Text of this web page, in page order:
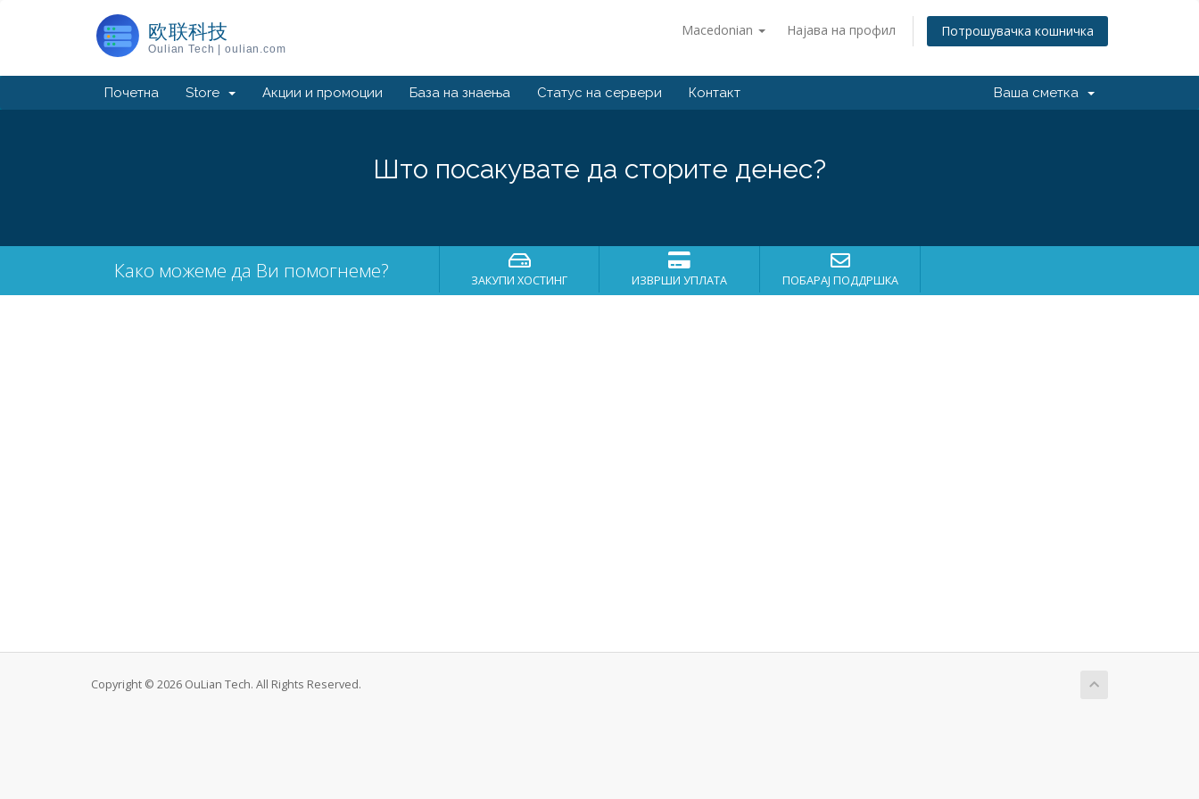
Macedonian Најава на профил Потрошувачка кошничка
欧联科技
Oulian Tech | oulian.com
Почетна Store Акции и промоции База на знаења Статус на сервери Контакт Ваша сметка
Што посакувате да сторите денес?
Како можеме да Ви помогнеме? ЗАКУПИ ХОСТИНГ ИЗВРШИ УПЛАТА ПОБАРАЈ ПОДДРШКА
Copyright © 2026 OuLian Tech. All Rights Reserved.